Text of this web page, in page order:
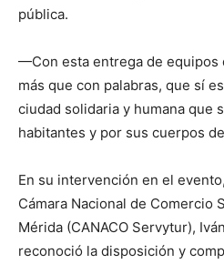
pública.
—Con esta entrega de equipos
más que con palabras, que sí
ciudad solidaria y humana que
habitantes y por sus cuerpos
En su intervención en el
Cámara Nacional de Comercio
Mérida (CANACO Servytur),
reconoció la disposición y